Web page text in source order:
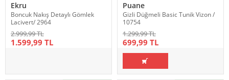
Ekru
Boncuk Nakış Detaylı Gömlek
Lacivert/ 2964
2.999,99 TL
1.599,99 TL
Puane
Gizli Düğmeli Basic Tunik Vizon /
10754
1.299,99 TL
699,99 TL